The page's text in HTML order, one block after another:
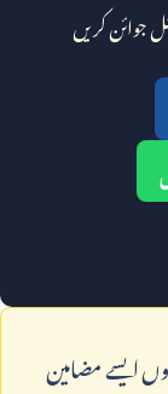
جوائن کریں
ايسے مضامين